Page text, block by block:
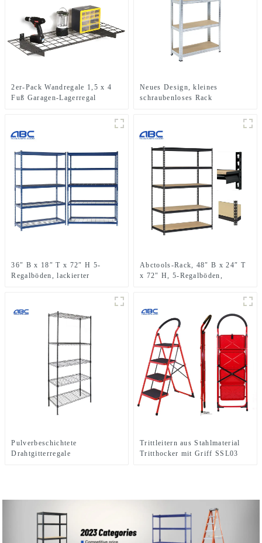
2er-Pack Wandregale 1,5 x 4
Fuß Garagen-Lagerregal
Neues Design, kleines
schraubenloses Rack
36″ B x 18″ T x 72″ H 5-
Regalböden, lackierter
Abctools-Rack, 48″ B x 24″ T
x 72″ H, 5-Regalböden,
schraubenlose Stapelregale
Pulverbeschichtete
Drahtgitterregale
Trittleitern aus Stahlmaterial
Tritthocker mit Griff SSL03